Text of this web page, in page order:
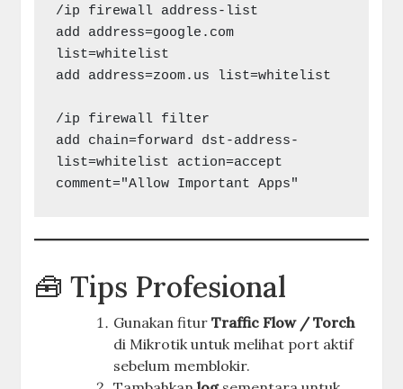
/ip firewall address-list
add address=google.com
list=whitelist
add address=zoom.us list=whitelist
/ip firewall filter
add chain=forward dst-address-
list=whitelist action=accept
🧰 Tips Profesional
Gunakan fiturTraffic Flow / Torch
di Mikrotik untuk melihat port aktif
sebelum memblokir.